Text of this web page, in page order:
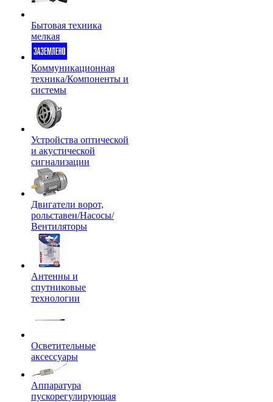
Бытовая техника
мелкая
Коммуникационная
техника/Компоненты и
системы
Устройства оптической
и акустической
сигнализации
Двигатели ворот,
рольставен/Насосы/
Вентиляторы
Антенны и
спутниковые
технологии
Осветительные
аксессуары
Аппаратура
пускорегулирующая